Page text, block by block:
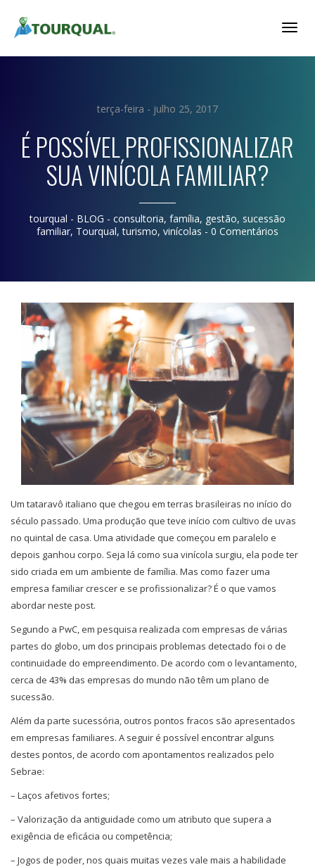
terça-feira - julho 25, 2017
É POSSÍVEL PROFISSIONALIZAR
SUA VINÍCOLA FAMILIAR?
tourqual - BLOG - consultoria, família, gestão, sucessão
familiar, Tourqual,turismo, vinícolas - 0 Comentários
Um tataravô italiano que chegou em terras brasileiras no início do
século passado. Uma produção que teve início com cultivo de uvas
no quintal de casa. Uma atividade que começou em paralelo e
depois ganhou corpo. Seja lá como sua vinícola surgiu, ela pode ter
sido criada em um ambiente de família. Mas como fazer uma
empresa familiar crescer e se profissionalizar? É o que vamos
abordar neste post.
Segundo a PwC, em pesquisa realizada com empresas de várias
partes do globo, um dos principais problemas detectado foi o de
continuidade do empreendimento. De acordo com o levantamento,
cerca de 43% das empresas do mundo não têm um plano de
sucessão.
Além da parte sucessória, outros pontos fracos são apresentados
em empresas familiares. A seguir é possível encontrar alguns
destes pontos, de acordo com apontamentos realizados pelo
Sebrae:
– Laços afetivos fortes;
– Valorização da antiguidade como um atributo que supera a
exigência de eficácia ou competência;
– Jogos de poder, nos quais muitas vezes vale mais a habilidade